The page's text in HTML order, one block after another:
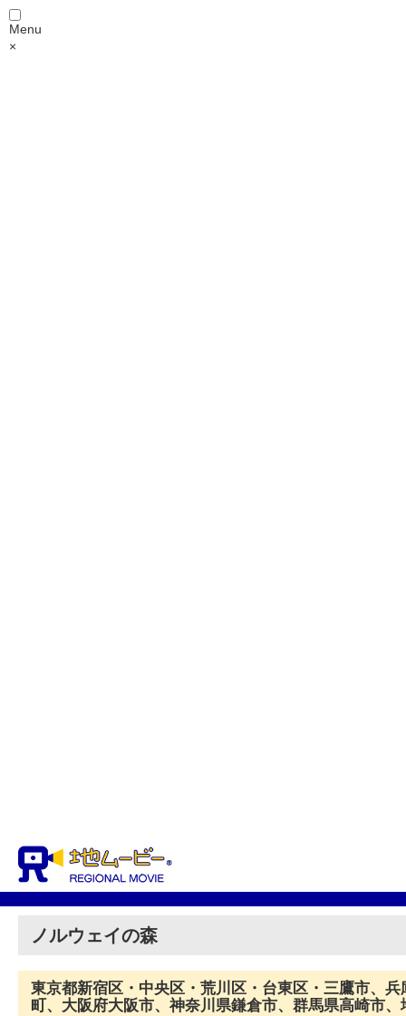
Menu
×
ノルウェイの森
東京都新宿区・中央区・荒川区・台東区・三鷹市、
町、大阪府大阪市、神奈川県鎌倉市、群馬県高崎市、